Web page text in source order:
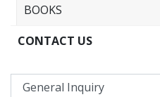
BOOKS
CONTACT US